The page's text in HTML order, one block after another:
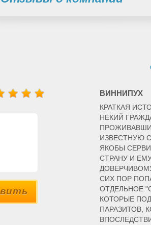
ВИННИПУХ
КРАТКАЯ
НЕКИЙ
ИЗВЕСТНУЮ
ЯКОБЫ
СТРАНУ И
СИХ ПОР
ОТДЕЛЬНОЕ
КОТОРЫЕ
ПАРАЗИТОВ,